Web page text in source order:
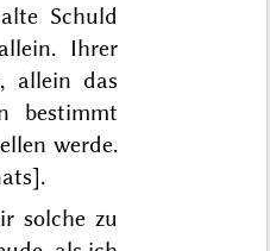
Schuld
Ihrer
allein das
bestimmt
werde.
.
solche zu